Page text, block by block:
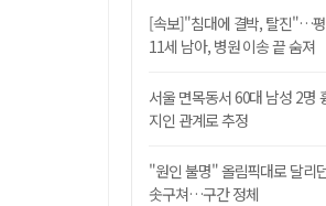
[속보]"침대에 결박, 탈진"…
11세 남아, 병원 이송 끝 숨져
서울 면목동서 60대 남성 2
지인 관계로 추정
"원인 불명" 올림픽대로 달리
솟구쳐…구간 정체